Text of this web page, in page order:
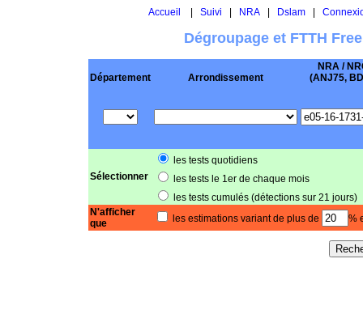
Accueil Suivi NRA| Dslam|
Dégroupage et FTTH
Département Arrondissement
NRA /
(ANJ75,
Sélectionner
les tests quotidiens
les tests le 1er de chaque mois
les tests cumulés (détections sur 21 jours)
N'afficher
que
les estimations variant de plus de %